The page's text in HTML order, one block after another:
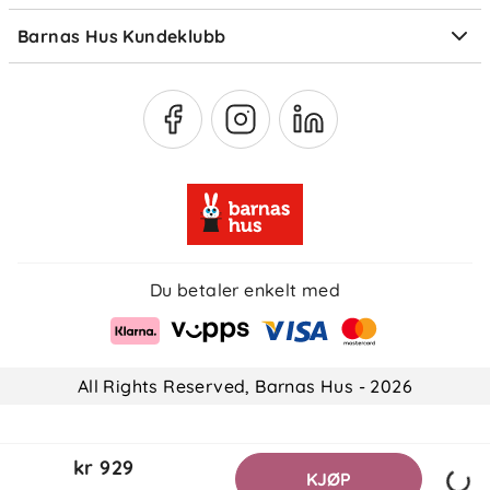
Barnas Hus Kundeklubb
Medlemsvilkår
Du betaler enkelt med
All Rights Reserved, Barnas Hus - 2026
kr 929 KJØP